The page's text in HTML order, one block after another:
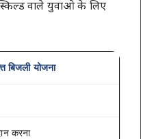
वाले युवाओ के लिए
बिजली योजना
करना